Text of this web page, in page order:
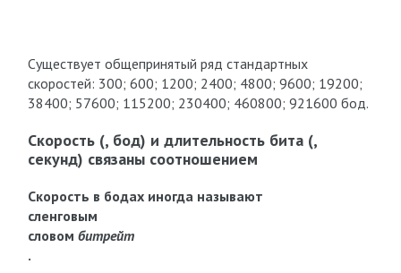
Существует общепринятый ряд стандартных
скоростей: 300; 600; 1200; 2400; 4800; 9600; 19200;
38400; 57600; 115200; 230400; 460800; 921600 бод.
Скорость (, бод) и длительность бита (,
секунд) связаны соотношением
Скорость в бодах иногда называют
сленговым
словом битрейт
.